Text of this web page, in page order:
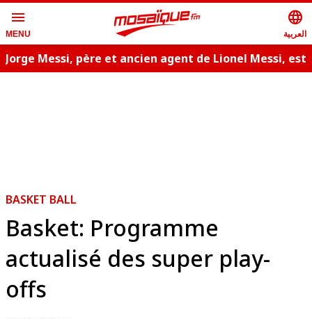
menu
MENU
language
العربية
Jorge Messi, père et ancien agent de Lionel Messi, est
BASKET BALL
Basket: Programme
actualisé des super play-
offs